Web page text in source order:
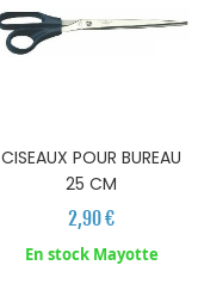
CISEAUX POUR BUREAU
25 CM
2,90 €
En stock Mayotte